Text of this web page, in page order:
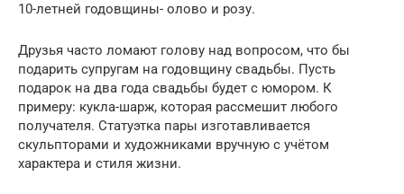
10-летней годовщины- олово и розу.
Друзья часто ломают голову над вопросом, что бы
подарить супругам на годовщину свадьбы. Пусть
подарок на два года свадьбы будет с юмором. К
примеру: кукла-шарж, которая рассмешит любого
получателя. Статуэтка пары изготавливается
скульпторами и художниками вручную с учётом
характера и стиля жизни.